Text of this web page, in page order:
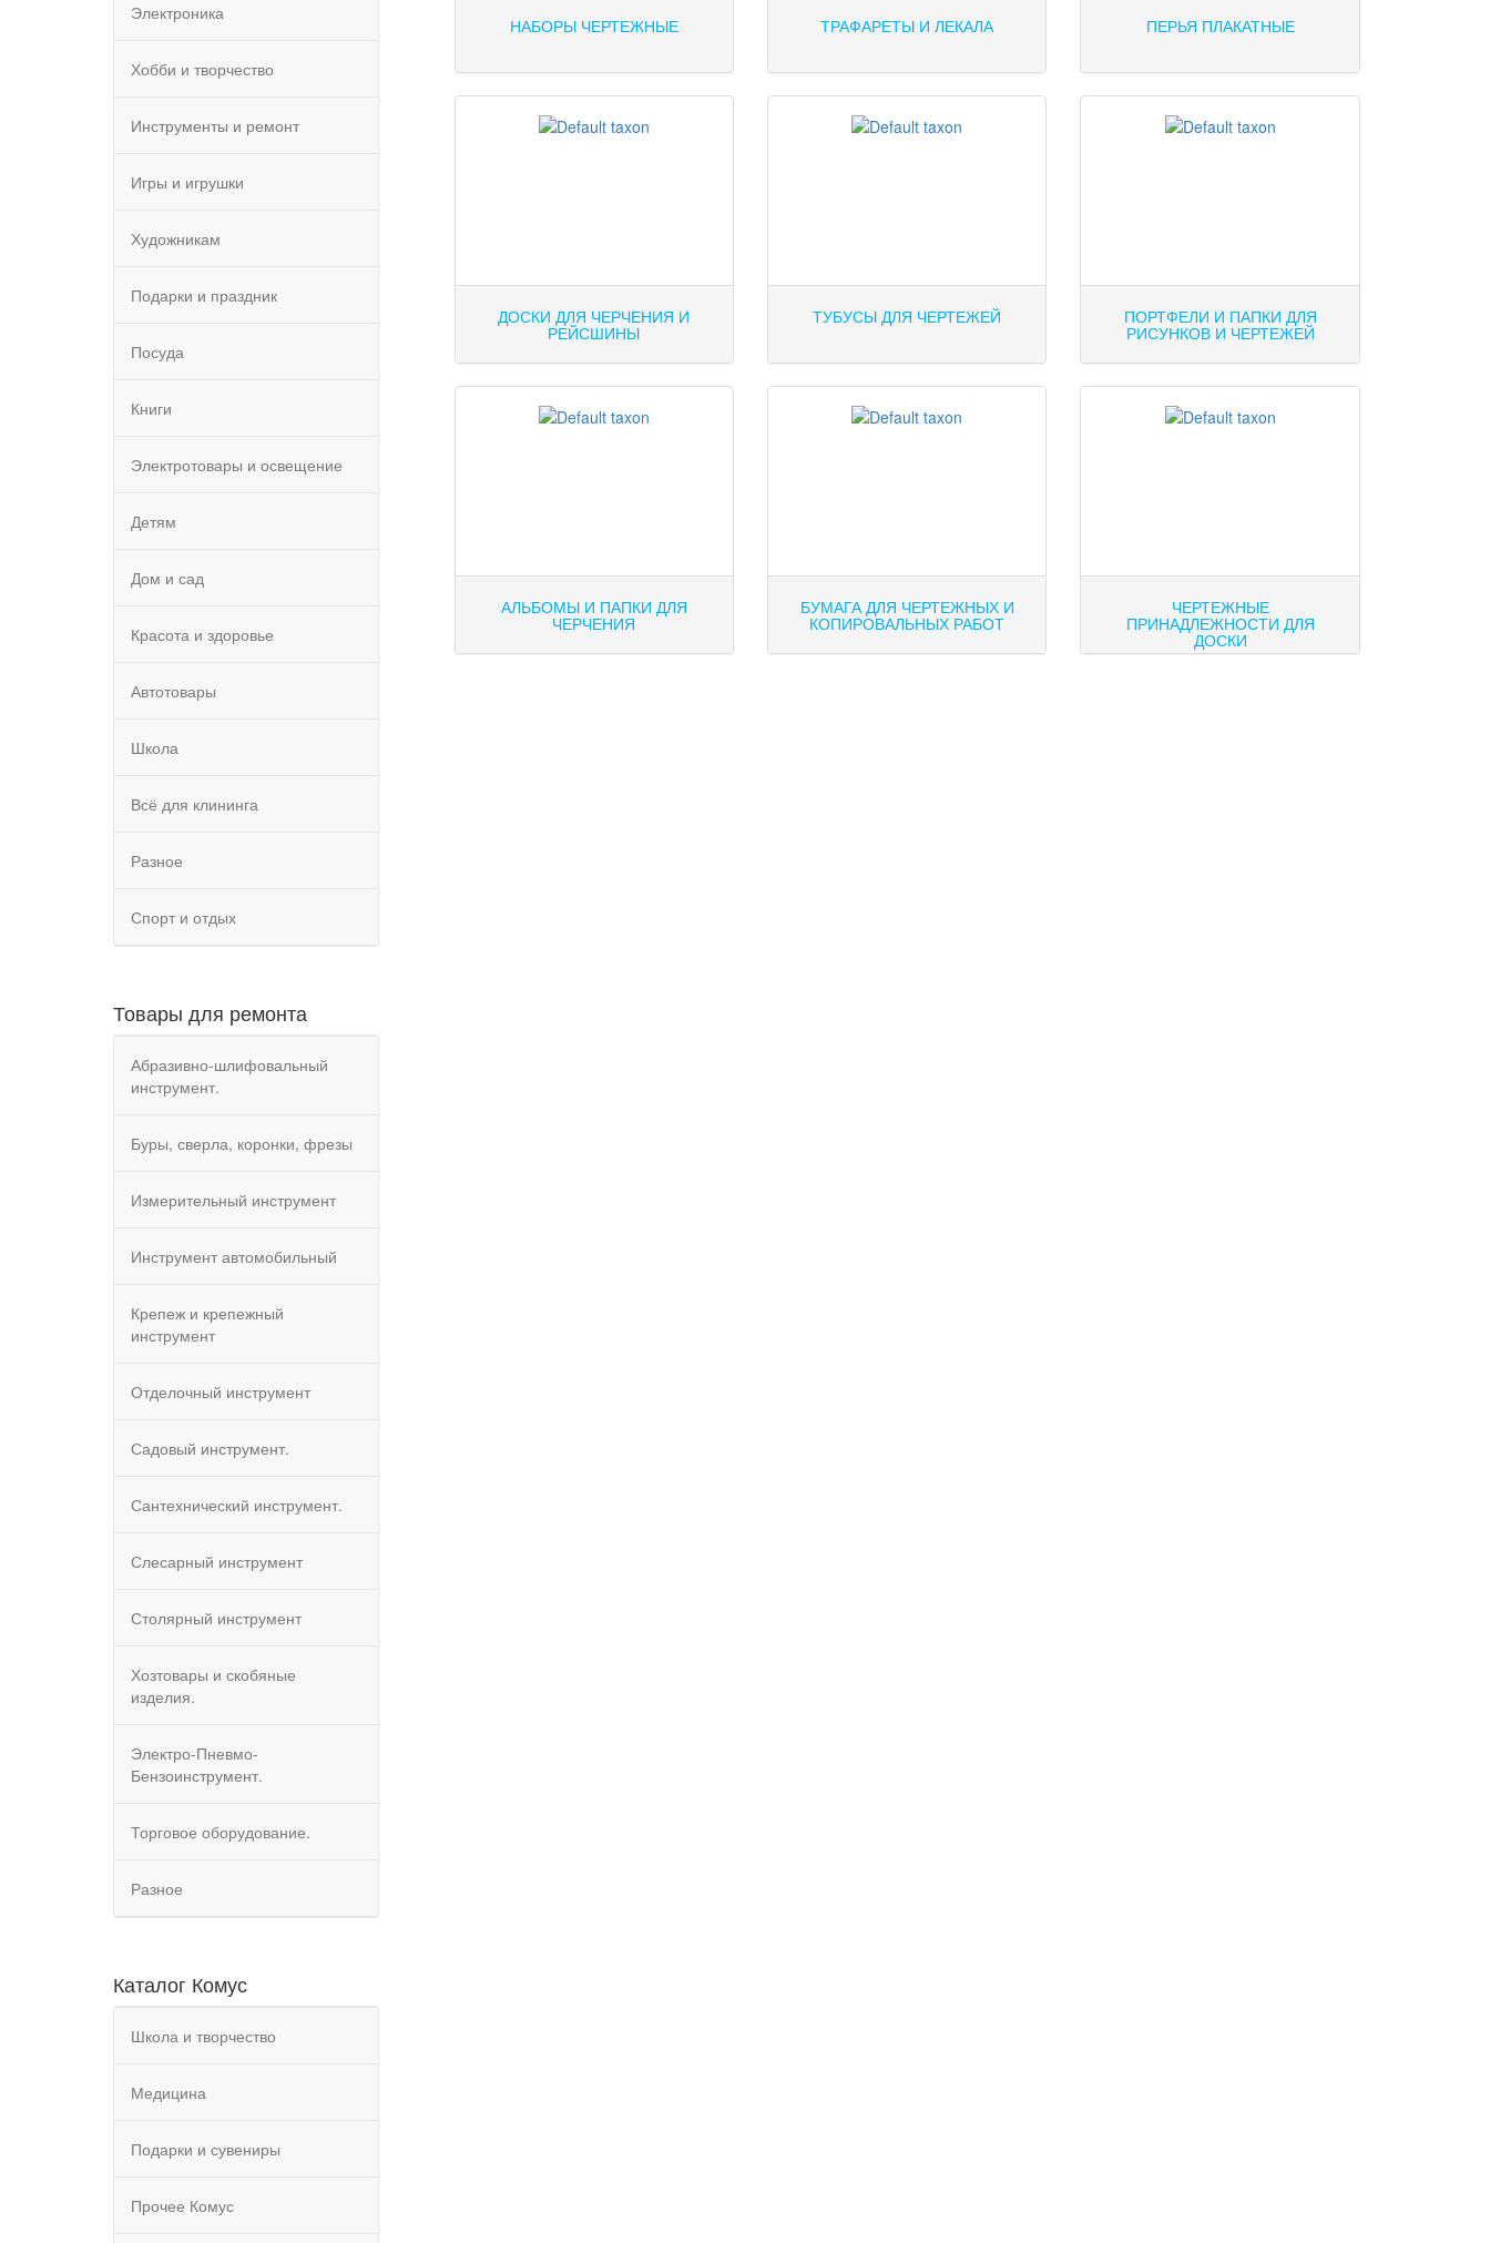
Электроника
Хобби и творчество
Инструменты и ремонт
Игры и игрушки
Художникам
Подарки и праздник
Посуда
Книги
Электротовары и освещение
Детям
Дом и сад
Красота и здоровье
Автотовары
Школа
Всё для клининга
Разное
Спорт и отдых
Товары для ремонта
Абразивно-шлифовальный
инструмент.
Буры, сверла, коронки, фрезы
Измерительный инструмент
Инструмент автомобильный
Крепеж и крепежный
инструмент
Отделочный инструмент
Садовый инструмент.
Сантехнический инструмент.
Слесарный инструмент
Столярный инструмент
Хозтовары и скобяные
изделия.
Электро-Пневмо-
Бензоинструмент.
Торговое оборудование.
Разное
Каталог Комус
Школа и творчество
Медицина
Подарки и сувениры
Прочее Комус
НАБОРЫ ЧЕРТЕЖНЫЕ ТРАФАРЕТЫ И ЛЕКАЛА ПЕРЬЯ ПЛАКАТНЫЕ
ДОСКИ ДЛЯ ЧЕРЧЕНИЯ И
РЕЙСШИНЫ
ТУБУСЫ ДЛЯ ЧЕРТЕЖЕЙ ПОРТФЕЛИ И ПАПКИ ДЛЯ
РИСУНКОВ И ЧЕРТЕЖЕЙ
АЛЬБОМЫ И ПАПКИ ДЛЯ
ЧЕРЧЕНИЯ
БУМАГА ДЛЯ ЧЕРТЕЖНЫХ И
КОПИРОВАЛЬНЫХ РАБОТ
ЧЕРТЕЖНЫЕ
ПРИНАДЛЕЖНОСТИ ДЛЯ
ДОСКИ